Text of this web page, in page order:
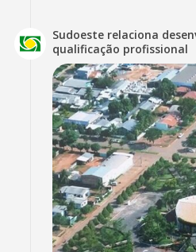
Sudoeste relaciona
qualificação profissional